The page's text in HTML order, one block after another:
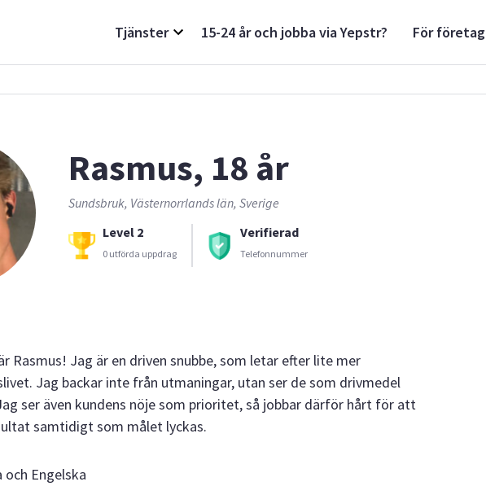
Tjänster 15-24 år och jobba via Yepstr? För företag
Rasmus, 18 år
Sundsbruk, Västernorrlands län, Sverige
Level 2
0 utförda uppdrag
Verifierad
Telefonnummer
Rasmus! Jag är en driven snubbe, som letar efter lite mer
Jag backar inte från utmaningar, utan ser de som drivmedel
ser även kundens nöje som prioritet, så jobbar därför hårt för att
samtidigt som målet lyckas.
och Engelska